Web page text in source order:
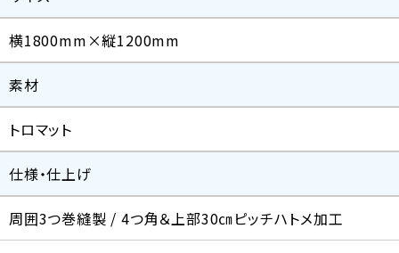
横1800mm×縦1200mm
素材
トロマット
仕様・仕上げ
周囲3つ巻縫製 / 4つ角＆上部30㎝ピッチハトメ加工